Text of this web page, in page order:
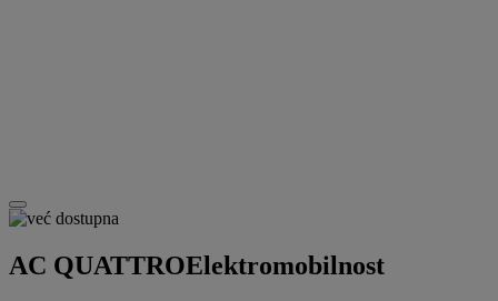
AC QUATTROElektromobilnost